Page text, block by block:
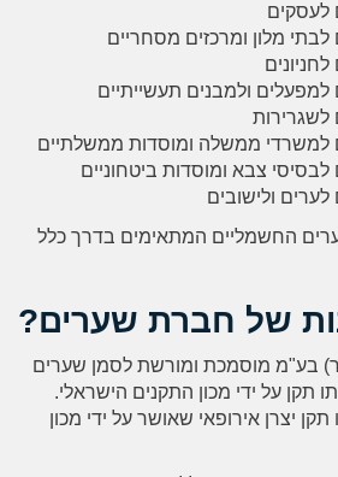
לעסקים
מלון ומרכזים מסחריים
ולמבנים תעשייתיים
למשרדי ממשלה ומוסדות ממשלתיים
צבא ומוסדות ביטחוניים
ולישובים
החשמליים המתאימים בדרך כלל
של חברת שערים?
בע"מ מוסמכת ומורשת לסמן שערים
תקן על ידי מכון התקנים הישראלי.
יצרן אירופאי שאושר על ידי מכון